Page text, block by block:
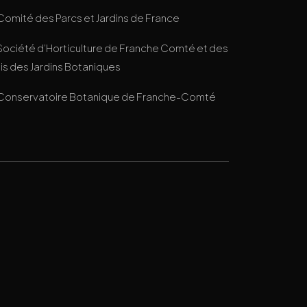
des Parcs et Jardins de France
d’Horticulture de Franche Comté et des
des Jardins Botaniques
Botanique de Franche-Comté